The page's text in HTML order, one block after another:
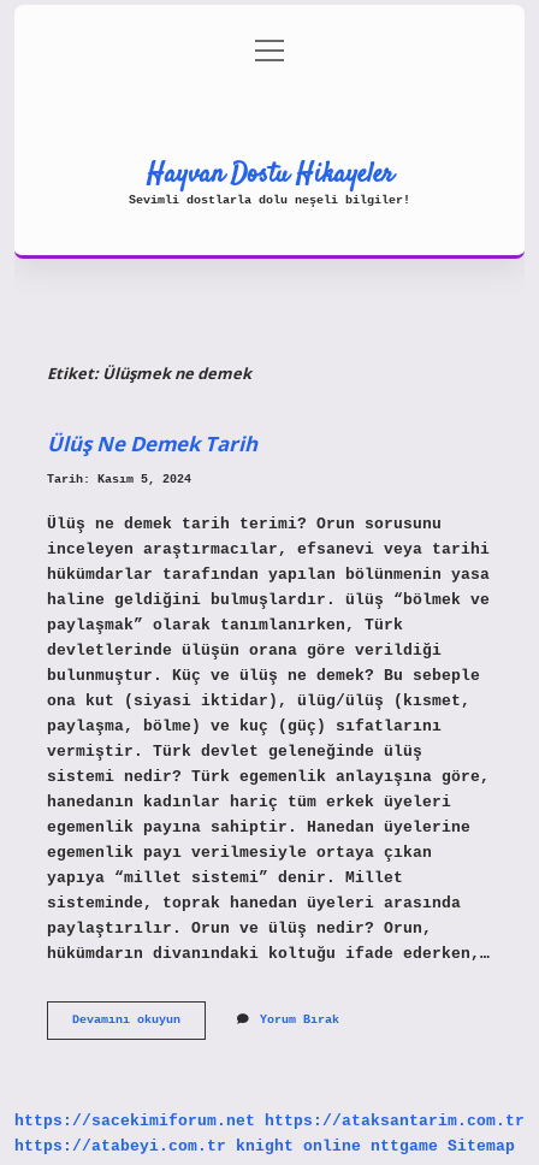
Gizlilik Politikası
menüyü
aç
Hayvan Dostu Hikayeler
Sevimli dostlarla dolu neşeli bilgiler!
Etiket:Ülüşmek ne demek
Ülüş Ne Demek Tarih
Tarih: Kasım 5, 2024
Ülüş ne demek tarih terimi? Orun sorusunu
inceleyen araştırmacılar, efsanevi veya tarihi
hükümdarlar tarafından yapılan bölünmenin yasa
haline geldiğini bulmuşlardır. ülüş “bölmek ve
paylaşmak” olarak tanımlanırken, Türk
devletlerinde ülüşün orana göre verildiği
bulunmuştur. Küç ve ülüş ne demek? Bu sebeple
ona kut (siyasi iktidar), ülüg/ülüş (kısmet,
paylaşma, bölme) ve kuç (güç) sıfatlarını
vermiştir. Türk devlet geleneğinde ülüş
sistemi nedir? Türk egemenlik anlayışına göre,
hanedanın kadınlar hariç tüm erkek üyeleri
egemenlik payına sahiptir. Hanedan üyelerine
egemenlik payı verilmesiyle ortaya çıkan
yapıya “millet sistemi” denir. Millet
sisteminde, toprak hanedan üyeleri arasında
paylaştırılır. Orun ve ülüş nedir? Orun,
hükümdarın divanındaki koltuğu ifade ederken,…
Devamını okuyunÜlüş
Yorum Bırak
https://sacekimiforum.net
https://ataksantarim.com.tr
https://atabeyi.com.tr
knight online nttgame Sitemap